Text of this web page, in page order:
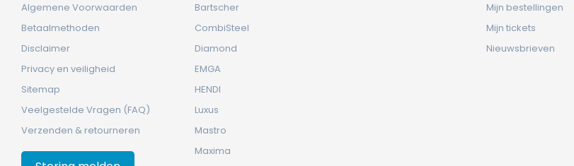
Algemene Voorwaarden
Betaalmethoden
Disclaimer
Privacy en veiligheid
Sitemap
Veelgestelde Vragen (FAQ)
Verzenden & retourneren
Bartscher
CombiSteel
Diamond
EMGA
HENDI
Luxus
Mastro
Maxima
Mijn bestellingen
Mijn tickets
Nieuwsbrieven